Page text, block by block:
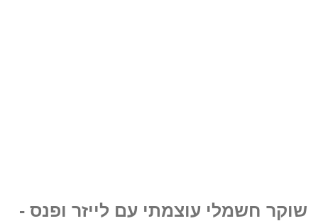
שוקר חשמלי עוצמתי עם לייזר ופנס -